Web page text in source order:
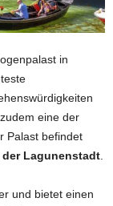
in
eine der
Palast befindet
Lagunenstadt
und bietet einen